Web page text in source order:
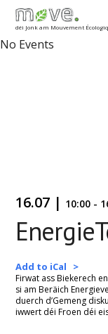
déi Jonk am Mouvement
No Events
16.07 | 10:00 -
Add to iCal >
Firwat ass Biekerech
si am Beräich
duerch d’Gemeng
iwwert déi Froen déi